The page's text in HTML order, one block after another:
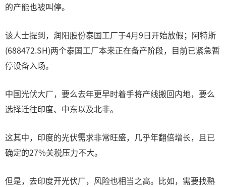
的产能也被叫停。
该人士提到，润阳股份泰国工厂于4月9日开始放假；阿特斯
(688472.SH)两个泰国工厂本来正在备产阶段，目前已紧急暂
停设备入场。
中国光伏大厂，要么去年更早时着手将产线搬回内地，要么
选择迁往印度、中东以及北非。
这其中，印度的光伏需求非常旺盛，几乎年翻倍增长，且已
确定的27%关税压力不大。
但是，去印度开光伏厂，风险也相当之高。比如，需要找熟